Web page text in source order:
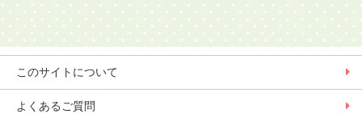
このサイトについて
よくあるご質問